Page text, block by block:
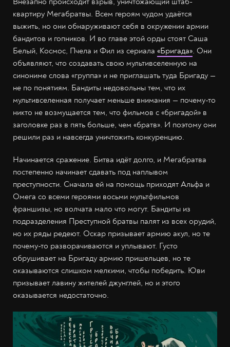
квартиру Мегабратвы. Всем героям чудом удаётся
выжить, но они обнаруживают себя в окружении армии
бандитов и гопников. И во главе этой орды стоят Саша
Белый, Космос, Пчела и Фил из сериала «Бригада». Они
объявляют, что создавать свою мультивселенную на
синониме слова «группа» и не приглашать туда Бригаду —
не по понятиям. Бандиты недовольны тем, что их
мультивселенная получает меньше внимания — почему-то
никто не возмущается тем, что фильмов с «бригадой» в
заголовке раз в пять больше, чем «братв». И поэтому они
решили раз и навсегда уничтожить конкуренцию.
Начинается сражение. Битва идёт долго, и Мегабратва
постепенно начинает сдавать под наплывом
преступности. Сначала ей на помощь приходят Альфа и
Омега со всеми героями восьми мультфильмов
франшизы, но волчата мало что могут. Бандиты из
подразделения Преступной братвы палят из всех орудий,
но их ряды редеют. Оскар призывает армию акул, но те
почему-то разворачиваются и уплывают. Густо
обрушивает на Бригаду армию пришельцев, но те
оказываются слишком мелкими, чтобы победить. Юви
призывает лавину жителей джунглей, но и этого
оказывается недостаточно.